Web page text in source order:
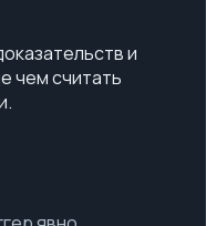
и
чем считать